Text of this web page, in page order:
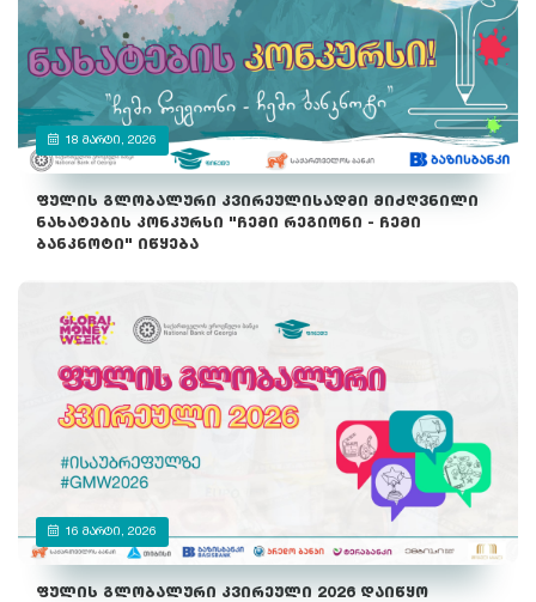
18 ᲛᲐᲠᲢᲘ, 2026
ფულის გლობალური კვირეულისადმი მიძღვნილი
ნახატების კონკურსი "ჩემი რეგიონი - ჩემი
ბანკნოტი" იწყება
16 ᲛᲐᲠᲢᲘ, 2026
ფულის გლობალური კვირეული 2026 დაიწყო